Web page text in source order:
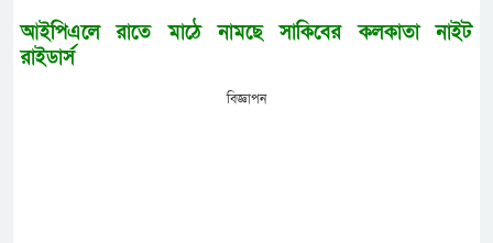
আইপিএলে রাতে মাঠে নামছে সাকিবের কলকাতা নাইট
রাইডার্স
বিজ্ঞাপন